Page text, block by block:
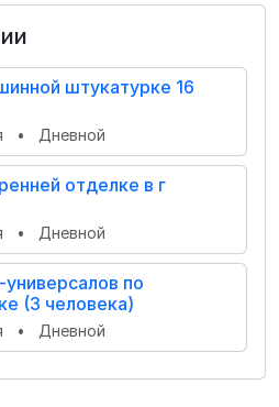
штукатурке 16
• Дневной
отделке в г
• Дневной
по
(3 человека)
• Дневной